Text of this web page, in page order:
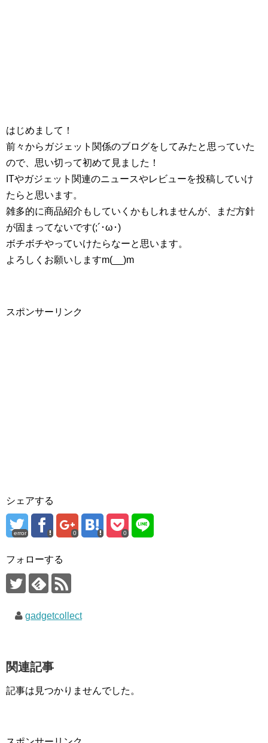
はじめまして！
前々からガジェット関係のブログをしてみたと思っていた
ので、思い切って初めて見ました！
ITやガジェット関連のニュースやレビューを投稿していけ
たらと思います。
雑多的に商品紹介もしていくかもしれませんが、まだ方針
が固まってないです(;´･ω･)
ボチボチやっていけたらなーと思います。
よろしくお願いしますm(__)m
スポンサーリンク
シェアする
error 0 0
フォローする
gadgetcollect
関連記事
記事は見つかりませんでした。